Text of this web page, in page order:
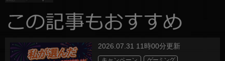
2026.07.31 11時00分更新